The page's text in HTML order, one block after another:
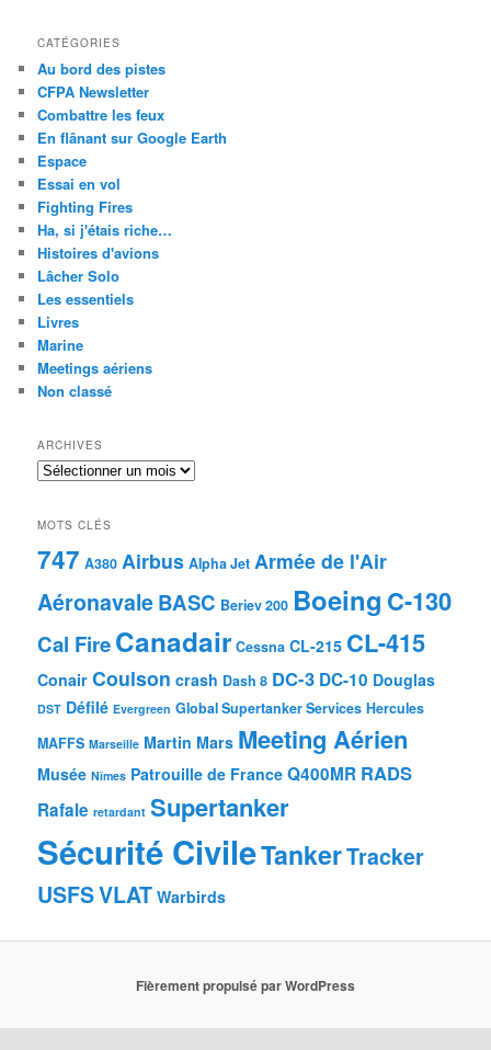
CATÉGORIES
Au bord des pistes
CFPA Newsletter
Combattre les feux
En flânant sur Google Earth
Espace
Essai en vol
Fighting Fires
Ha, si j'étais riche…
Histoires d'avions
Lâcher Solo
Les essentiels
Livres
Marine
Meetings aériens
Non classé
ARCHIVES
Archives
MOTS CLÉS
747 A380 Airbus Alpha Jet Armée de l'Air
AéronavaleBASC Beriev 200 Boeing C-130
Cal FireCanadair Cessna CL-215 CL-415
Conair Coulson crash Dash 8 DC-3 DC-10 Douglas
DST Défilé Evergreen Global Supertanker Services Hercules
MAFFS Marseille Martin Mars Meeting Aérien
Musée Nîmes Patrouille de France Q400MR RADS
Rafale retardant Supertanker
Sécurité CivileTankerTracker
USFSVLAT Warbirds
Fièrement propulsé par WordPress